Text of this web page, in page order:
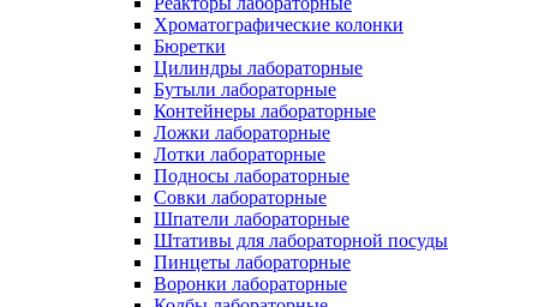
Хроматографические колонки
Бюретки
Цилиндры лабораторные
Бутыли лабораторные
Контейнеры лабораторные
Ложки лабораторные
Лотки лабораторные
Подносы лабораторные
Совки лабораторные
Шпатели лабораторные
Штативы для лабораторной посуды
Пинцеты лабораторные
Воронки лабораторные